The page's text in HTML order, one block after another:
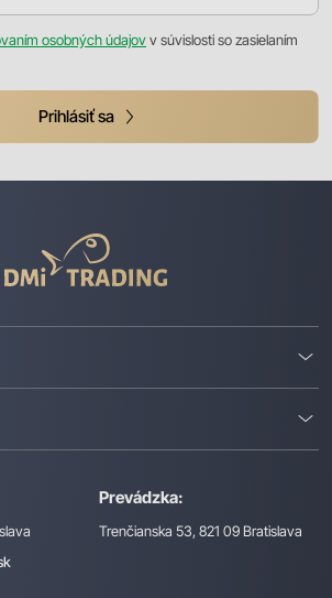
osobných údajovv súvislosti so zasielaním
Prihlásiť sa
Trading
Prevádzka:
Trenčianska 53, 821 09 Bratislava